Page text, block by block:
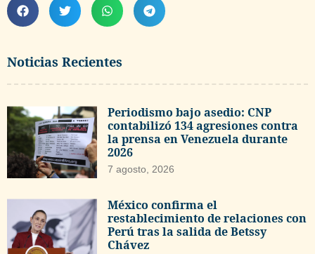
Noticias Recientes
Periodismo bajo asedio: CNP
contabilizó 134 agresiones contra
la prensa en Venezuela durante
2026
7 agosto, 2026
México confirma el
restablecimiento de relaciones con
Perú tras la salida de Betssy
Chávez